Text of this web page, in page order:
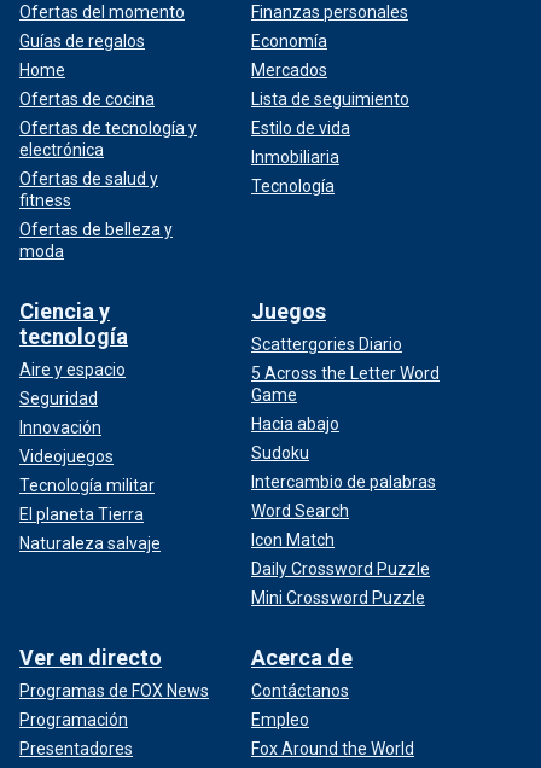
Ofertas del momento
Guías de regalos
Home
Ofertas de cocina
Ofertas de tecnología y
electrónica
Ofertas de salud y
fitness
Ofertas de belleza y
moda
Finanzas personales
Economía
Mercados
Lista de seguimiento
Estilo de vida
Inmobiliaria
Tecnología
Ciencia y
tecnología
Aire y espacio
Seguridad
Innovación
Videojuegos
Tecnología militar
El planeta Tierra
Naturaleza salvaje
Juegos
Scattergories Diario
5 Across the Letter Word
Game
Hacia abajo
Sudoku
Intercambio de palabras
Word Search
Icon Match
Daily Crossword Puzzle
Mini Crossword Puzzle
Ver en directo
Programas de FOX News
Programación
Presentadores
Acerca de
Contáctanos
Empleo
Fox Around the World